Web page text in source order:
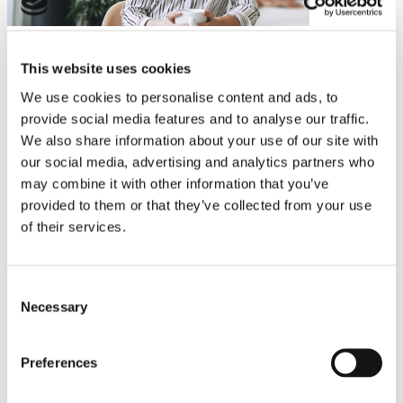
This website uses cookies
We use cookies to personalise content and ads, to
provide social media features and to analyse our traffic.
We also share information about your use of our site with
our social media, advertising and analytics partners who
may combine it with other information that you’ve
provided to them or that they’ve collected from your use
of their services.
Selection
Necessary
Preferences